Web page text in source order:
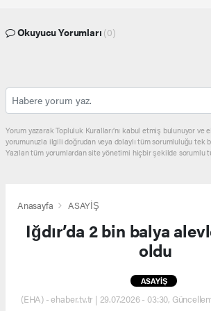
Okuyucu Yorumları (0)
Yorum yazarak Topluluk Kuralları’nı kabul etmiş bulunuyor ve
yorumunuzla ilgili doğrudan veya dolaylı tüm sorumluluğu tek
Yazılan tüm yorumlardan site yönetimi hiçbir şekilde sorumlu
Anasayfa ASAYİŞ
Iğdır’da 2 bin balya
oldu
ASAYİŞ
(EHA) - ehaber.tv.tr | 29.07.2026 - 03:30,